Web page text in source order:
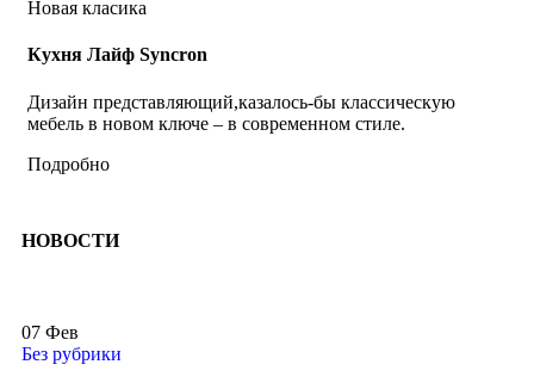
Новая класика
Кухня Лайф Syncron
Дизайн представляющий,казалось-бы классическую
мебель в новом ключе – в современном стиле.
Подробно
НОВОСТИ
07 Фев
Без рубрики